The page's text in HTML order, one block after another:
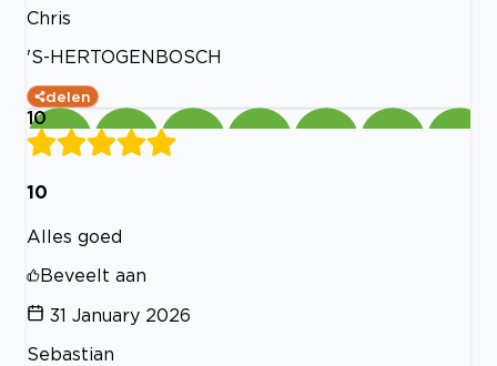
Chris
'S-HERTOGENBOSCH
delen
10
10
Alles goed
Beveelt aan
31 January 2026
Sebastian